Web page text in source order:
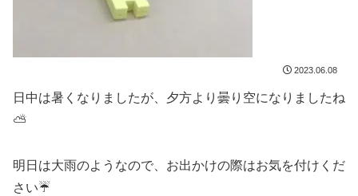
2023.06.08
日中は暑くなりましたが、夕方より曇り空になりましたね
⛅
明日は大雨のようなので、お出かけの際はお気を付けくだ
さい☔